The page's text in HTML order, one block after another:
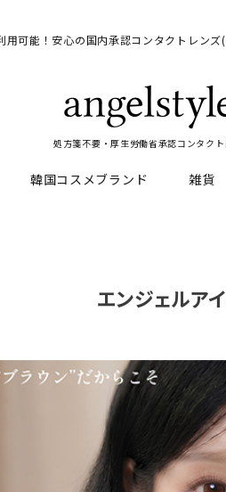
可能！安心の国内承認コンタクトレンズ
処方箋不要・厚生労働省承認コンタク
ネオサ
韓国コスメブランド 雑貨
UVカ
ン メンズ
エンジェルア